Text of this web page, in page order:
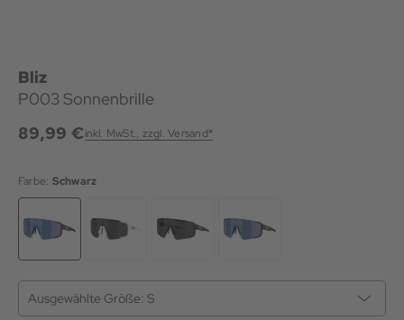
Bliz
P003 Sonnenbrille
89,99 €inkl. MwSt., zzgl. Versand*
Farbe: Schwarz
Ausgewählte Größe: S